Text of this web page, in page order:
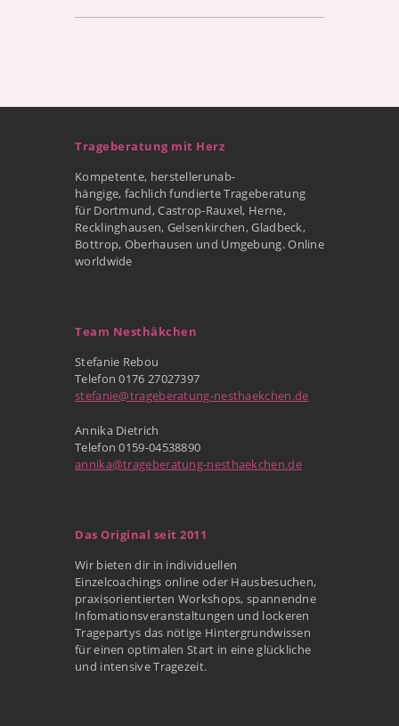
Trageberatung mit Herz
Kompetente, herstellerunab-
hängige, fachlich fundierte Trageberatung
für Dortmund, Castrop-Rauxel, Herne,
Recklinghausen, Gelsenkirchen, Gladbeck,
Bottrop, Oberhausen und Umgebung. Online
worldwide
Team Nesthäkchen
Stefanie Rebou
Telefon 0176 27027397
stefanie@trageberatung-nesthaekchen.de
Annika Dietrich
Telefon 0159-04538890
annika@trageberatung-nesthaekchen.de
Das Original seit 2011
Wir bieten dir in individuellen
Einzelcoachings online oder Hausbesuchen,
praxisorientierten Workshops, spannendne
Infomationsveranstaltungen und lockeren
Tragepartys das nötige Hintergrundwissen
für einen optimalen Start in eine glückliche
und intensive Tragezeit.